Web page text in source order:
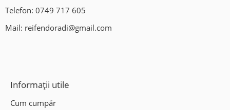
Ne gasiti si pe Waze/Google Maps: Vulcanizare Auto-Fix.
Telefon: 0749 717 605
Mail: reifendoradi@gmail.com
Informații utile
Cum cumpăr